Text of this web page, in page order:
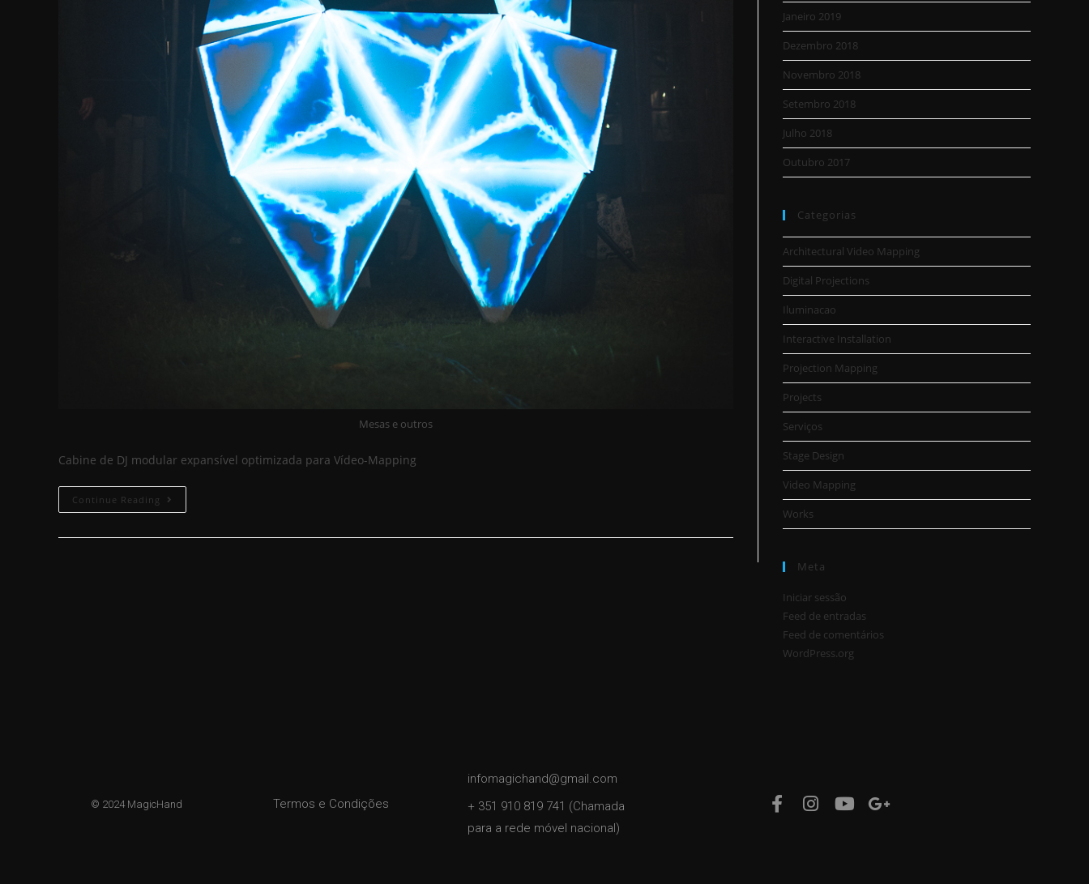
Mesas e outros
Cabine de DJ modular expansível optimizada para Vídeo-Mapping
Continue Reading
Janeiro 2019
Dezembro 2018
Novembro 2018
Setembro 2018
Julho 2018
Outubro 2017
Categorias
Architectural Video Mapping
Digital Projections
Iluminacao
Interactive Installation
Projection Mapping
Projects
Serviços
Stage Design
Video Mapping
Works
Meta
Iniciar sessão
Feed de entradas
Feed de comentários
WordPress.org
© 2024 MagicHand Termos e Condições
infomagichand@gmail.com
+ 351 910 819 741 (Chamada
para a rede móvel nacional)